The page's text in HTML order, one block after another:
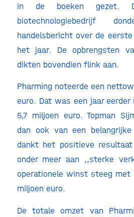
in de boeken gezet.
biotechnologiebedrijf
handelsbericht over de
het jaar. De opbrengsten
dikten bovendien flink aan.
Pharming noteerde een
euro. Dat was een jaar
5,7 miljoen euro. Topman
dan ook van een belangrijke
dankt het positieve resultaat
onder meer aan ,,sterke
operationele winst steeg
miljoen euro.
De totale omzet van